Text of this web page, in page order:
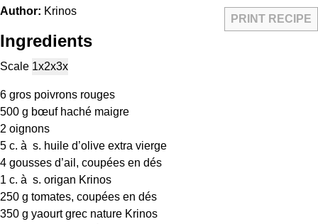
PRINT RECIPE
Author: Krinos
Ingredients
Scale 1x2x3x
6 gros poivrons rouges
500 g bœuf haché maigre
2 oignons
5 c. à s. huile d’olive extra vierge
4 gousses d’ail, coupées en dés
1 c. à s. origan Krinos
250 g tomates, coupées en dés
350 g yaourt grec nature Krinos